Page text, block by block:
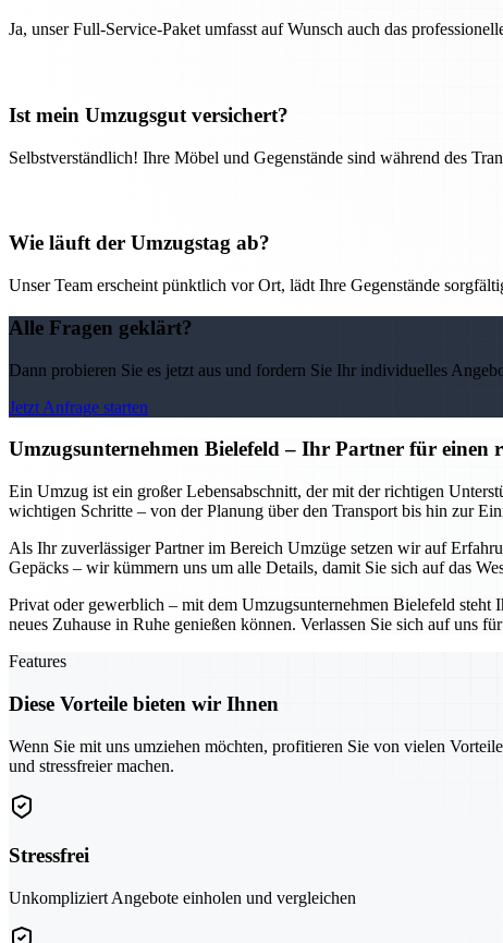
Ja, unser Full-Service-Paket umfasst auf Wunsch auch das
Ist mein Umzugsgut versichert?
Selbstverständlich! Ihre Möbel und Gegenstände sind während des
Wie läuft der Umzugstag ab?
Unser Team erscheint pünktlich vor Ort, lädt Ihre Gegenstände
Alle Fragen geklärt?
Dann probieren Sie es jetzt aus und fordern Sie Ihr individuelles
Jetzt Anfrage starten
Umzugsunternehmen Bielefeld – Ihr Partner für einen
Ein Umzug ist ein großer Lebensabschnitt, der mit der richtigen
wichtigen Schritte – von der Planung über den Transport bis hin zur
Als Ihr zuverlässiger Partner im Bereich Umzüge setzen wir auf
Gepäcks – wir kümmern uns um alle Details, damit Sie sich auf das
Privat oder gewerblich – mit dem Umzugsunternehmen Bielefeld steht
neues Zuhause in Ruhe genießen können. Verlassen Sie sich auf uns
Features
Diese Vorteile bieten wir Ihnen
Wenn Sie mit uns umziehen möchten, profitieren Sie von vielen
und stressfreier machen.
Stressfrei
Unkompliziert Angebote einholen und vergleichen